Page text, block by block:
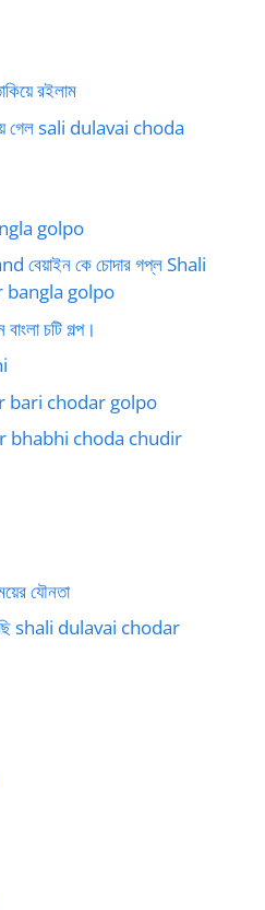
রইলাম
হয়ে গেল sali dulavai choda
golpo
বেয়াইন কে চোদার গপ্ল Shali
bangla golpo
চটি গল্প।
bari chodar golpo
bhabhi choda chudir
যৌনতা
shali dulavai chodar